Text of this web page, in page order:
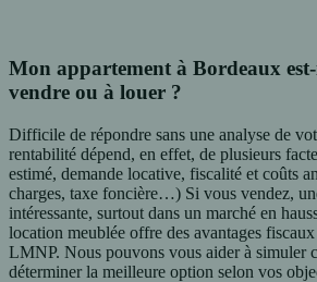
Mon appartement à Bordeaux
vendre ou à louer ?
Difficile de répondre sans une analyse de
rentabilité dépend, en effet, de plusieurs
estimé, demande locative, fiscalité et coûts
charges, taxe foncière…) Si vous vendez,
intéressante, surtout dans un marché en
location meublée offre des avantages
LMNP. Nous pouvons vous aider à simuler
déterminer la meilleure option selon vos